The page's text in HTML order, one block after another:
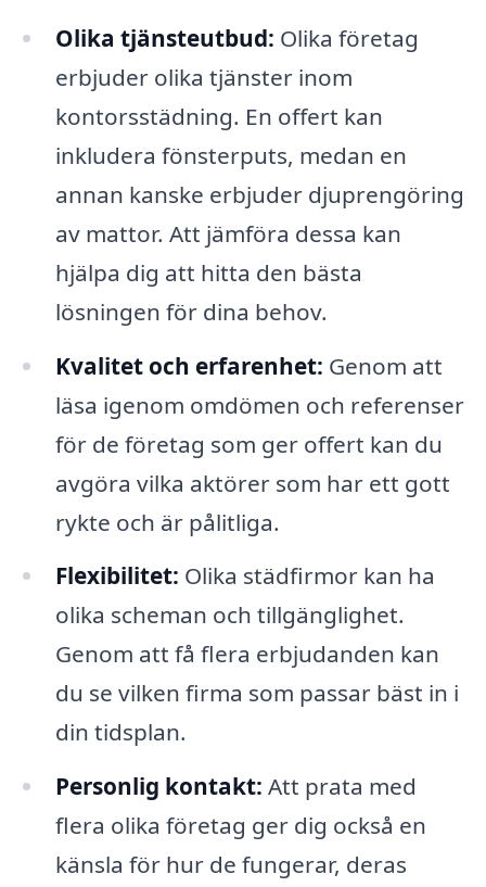
Olika tjänsteutbud: Olika företag
erbjuder olika tjänster inom
kontorsstädning. En offert kan
inkludera fönsterputs, medan en
annan kanske erbjuder djuprengöring
av mattor. Att jämföra dessa kan
hjälpa dig att hitta den bästa
lösningen för dina behov.
Kvalitet och erfarenhet: Genom att
läsa igenom omdömen och referenser
för de företag som ger offert kan du
avgöra vilka aktörer som har ett gott
rykte och är pålitliga.
Flexibilitet: Olika städfirmor kan ha
olika scheman och tillgänglighet.
Genom att få flera erbjudanden kan
du se vilken firma som passar bäst in i
din tidsplan.
Personlig kontakt: Att prata med
flera olika företag ger dig också en
känsla för hur de fungerar, deras